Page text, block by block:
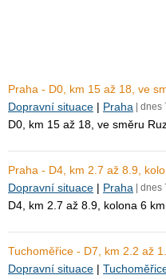
Praha - D0, km 15 až 18, ve
Dopravní situace | Praha |
D0, km 15 až 18, ve směru
Praha - D4, km 2.7 až 8.9,
Dopravní situace | Praha |
D4, km 2.7 až 8.9, kolona 6 km
Tuchoměřice - D7, km 2.2 až
Dopravní situace |